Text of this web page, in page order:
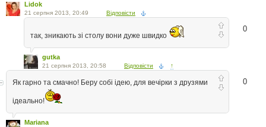
Lidok
21 серпня 2013, 20:49 Відповісти
0
так, зникають зі столу вони дуже швидко
gutka
21 серпня 2013, 20:58 Відповісти ↑
0
Як гарно та смачно! Беру собі ідею, для вечірки з друзями
ідеально!
Mariana